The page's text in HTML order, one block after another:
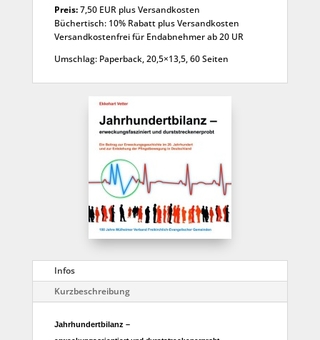
Preis:7,50 EUR plus Versandkosten
Büchertisch: 10% Rabatt plus Versandkosten
Versandkostenfrei für Endabnehmer ab 20 UR
Umschlag: Paperback, 20,5×13,5, 60 Seiten
Infos
Kurzbeschreibung
Jahrhundertbilanz –